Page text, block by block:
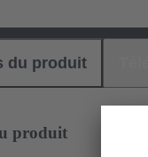
du produit
produit